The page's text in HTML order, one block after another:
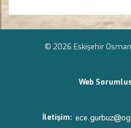
© 2026 Eskişehir
Web
İletişim: